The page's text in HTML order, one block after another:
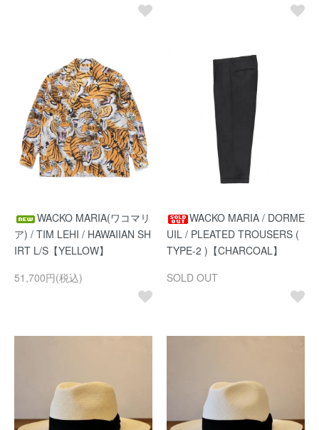
WACKO MARIA(ワコマリ
ア) / TIM LEHI / HAWAIIAN SH
IRT L/S【YELLOW】
51,700円(税込)
WACKO MARIA / DORME
UIL / PLEATED TROUSERS (
TYPE-2 )【CHARCOAL】
SOLD OUT